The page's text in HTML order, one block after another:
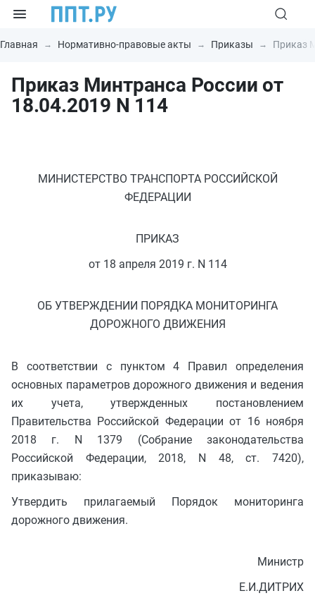
Главная Нормативно-правовые акты Приказы Приказ
Приказ Минтранса России от
18.04.2019 N 114
МИНИСТЕРСТВО ТРАНСПОРТА РОССИЙСКОЙ
ФЕДЕРАЦИИ
ПРИКАЗ
от 18 апреля 2019 г. N 114
ОБ УТВЕРЖДЕНИИ ПОРЯДКА МОНИТОРИНГА
ДОРОЖНОГО ДВИЖЕНИЯ
В соответствии с пунктом 4 Правил определения
основных параметров дорожного движения и ведения
их учета, утвержденных постановлением
Правительства Российской Федерации от 16 ноября
2018 г. N 1379 (Собрание законодательства
Российской Федерации, 2018, N 48, ст. 7420),
приказываю:
Утвердить прилагаемый Порядок мониторинга
дорожного движения.
Министр
Е.И.ДИТРИХ